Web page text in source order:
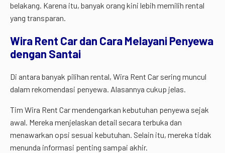
belakang. Karena itu, banyak orang kini lebih memilih rental
yang transparan.
Wira Rent Car dan Cara Melayani Penyewa
dengan Santai
Di antara banyak pilihan rental, Wira Rent Car sering muncul
dalam rekomendasi penyewa. Alasannya cukup jelas.
Tim Wira Rent Car mendengarkan kebutuhan penyewa sejak
awal. Mereka menjelaskan detail secara terbuka dan
menawarkan opsi sesuai kebutuhan. Selain itu, mereka tidak
menunda informasi penting sampai akhir.